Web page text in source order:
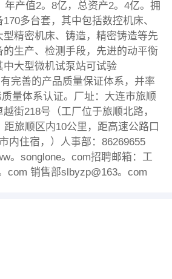
年产值2。8亿，总资产2。4亿。拥
多台套，其中包括数控机床、
精密机床、铸造，精密铸造等先
生产、检测手段，先进的动平衡
大型微机试泵站可试验
有完善的产品质量保证体系，并率
量体系认证。厂址：大连市旅顺
街218号（工厂位于旅顺北路，
距旅顺区内10公里，距高速公路口
内住宿，）人事部：86269655
。songlone。com招聘邮箱：工
com 销售部slbyzp@163。com